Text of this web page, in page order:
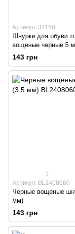
Артикул: 32150
Шнурки для обуви
вощеные черные 5
143 грн
1
Артикул: BL2408060
Черные вощеные
мм)
143 грн